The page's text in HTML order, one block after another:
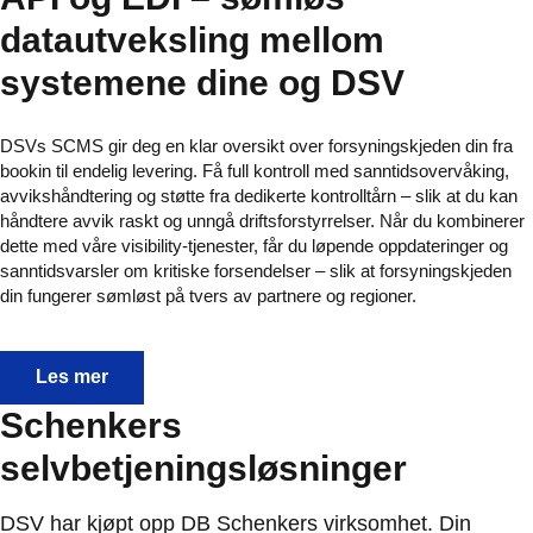
datautveksling mellom
systemene dine og DSV
DSVs SCMS gir deg en klar oversikt over forsyningskjeden din fra
bookin til endelig levering. Få full kontroll med sanntidsovervåking,
avvikshåndtering og støtte fra dedikerte kontrolltårn – slik at du kan
håndtere avvik raskt og unngå driftsforstyrrelser. Når du kombinerer
dette med våre visibility-tjenester, får du løpende oppdateringer og
sanntidsvarsler om kritiske forsendelser – slik at forsyningskjeden
din fungerer sømløst på tvers av partnere og regioner.
API og EDI – sømløs datautveksling mellom
Les mer
Schenkers
selvbetjeningsløsninger
DSV har kjøpt opp DB Schenkers virksomhet. Din